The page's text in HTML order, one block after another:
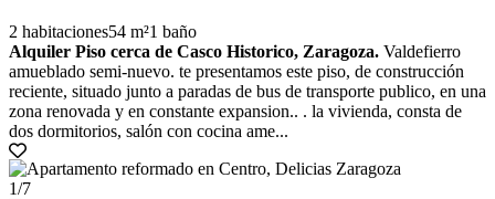
2 habitaciones54 m²1 baño
Alquiler Piso cerca de Casco Historico, Zaragoza. Valdefierro
amueblado semi-nuevo. te presentamos este piso, de construcción
reciente, situado junto a paradas de bus de transporte publico, en una
zona renovada y en constante expansion.. . la vivienda, consta de
dos dormitorios, salón con cocina ame...
1/7